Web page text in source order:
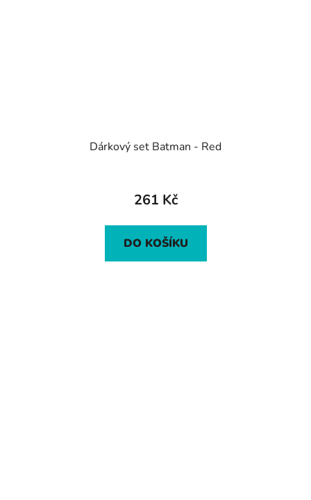
Dárkový set Batman - Red
261 Kč
DO KOŠÍKU